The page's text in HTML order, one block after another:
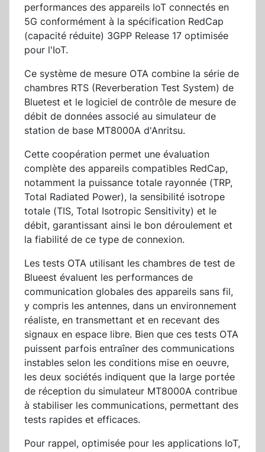
performances des appareils IoT connectés en
5G conformément à la spécification RedCap
(capacité réduite) 3GPP Release 17 optimisée
pour l'IoT.
Ce système de mesure OTA combine la série de
chambres RTS (Reverberation Test System) de
Bluetest et le logiciel de contrôle de mesure de
débit de données associé au simulateur de
station de base MT8000A d'Anritsu.
Cette coopération permet une évaluation
complète des appareils compatibles RedCap,
notamment la puissance totale rayonnée (TRP,
Total Radiated Power), la sensibilité isotrope
totale (TIS, Total Isotropic Sensitivity) et le
débit, garantissant ainsi le bon déroulement et
la fiabilité de ce type de connexion.
Les tests OTA utilisant les chambres de test de
Blueest évaluent les performances de
communication globales des appareils sans fil,
y compris les antennes, dans un environnement
réaliste, en transmettant et en recevant des
signaux en espace libre. Bien que ces tests OTA
puissent parfois entraîner des communications
instables selon les conditions mise en oeuvre,
les deux sociétés indiquent que la large portée
de réception du simulateur MT8000A contribue
à stabiliser les communications, permettant des
tests rapides et efficaces.
Pour rappel, optimisée pour les applications IoT,